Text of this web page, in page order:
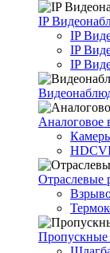
IP
IP
IP
IP
Аналоговое
Отраслевые
Пропускные